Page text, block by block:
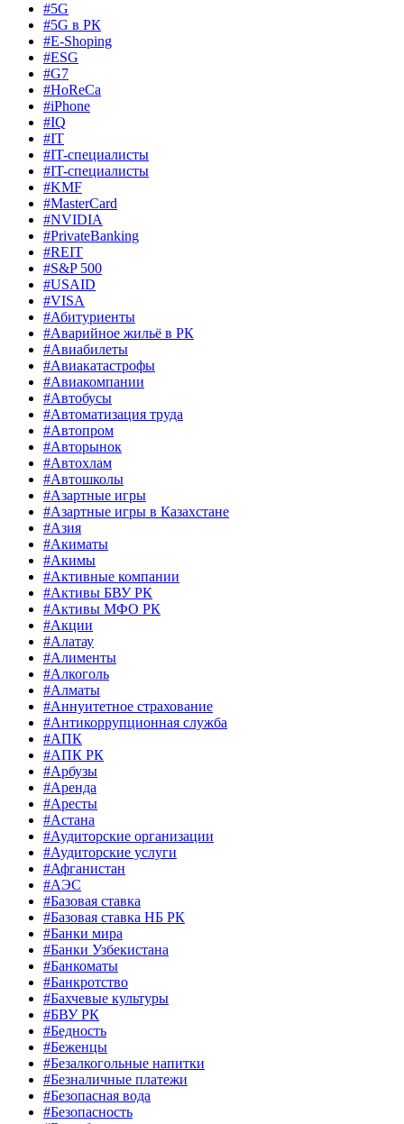
#5G
#5G в РК
#E-Shoping
#ESG
#G7
#HoReCa
#iPhone
#IQ
#IT
#IT-специалисты
#IT-специалисты
#KMF
#MasterCard
#NVIDIA
#PrivateBanking
#REIT
#S&P 500
#USAID
#VISA
#Абитуриенты
#Аварийное жильё в РК
#Авиабилеты
#Авиакатастрофы
#Авиакомпании
#Автобусы
#Автоматизация труда
#Автопром
#Авторынок
#Автохлам
#Автошколы
#Азартные игры
#Азартные игры в Казахстане
#Азия
#Акиматы
#Акимы
#Активные компании
#Активы БВУ РК
#Активы МФО РК
#Акции
#Алатау
#Алименты
#Алкоголь
#Алматы
#Аннуитетное страхование
#Антикоррупционная служба
#АПК
#АПК РК
#Арбузы
#Аренда
#Аресты
#Астана
#Аудиторские организации
#Аудиторские услуги
#Афганистан
#АЭС
#Базовая ставка
#Базовая ставка НБ РК
#Банки мира
#Банки Узбекистана
#Банкоматы
#Банкротство
#Бахчевые культуры
#БВУ РК
#Бедность
#Беженцы
#Безалкогольные напитки
#Безналичные платежи
#Безопасная вода
#Безопасность